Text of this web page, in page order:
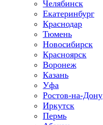
Челябинск
Екатеринбург
Краснодар
Тюмень
Новосибирск
Красноярск
Воронеж
Казань
Уфа
Ростов-на-Дону
Иркутск
Пермь